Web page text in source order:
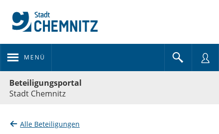
MENÜ
Beteiligungsportal
Stadt Chemnitz
Alle Beteiligungen